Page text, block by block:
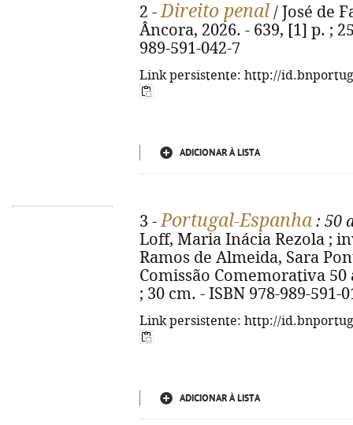
2 -Direito penal / José de
Âncora, 2026. - 639, [1] p. ;
989-591-042-7
Link persistente: http://
ADICIONAR À LISTA
3 -Portugal-Espanha : 50
Loff, Maria Inácia Rezola ;
Ramos de Almeida, Sara
Comissão Comemorativa
; 30 cm. - ISBN 978-989-591-
Link persistente: http://
ADICIONAR À LISTA